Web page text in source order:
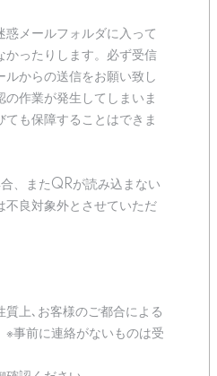
惑メールフォルダに入って
かったりします。必ず受信
ルからの送信をお願い致し
の作業が発生してしまいま
も保障することはできま
、またQRが読み込まない
不良対象外とさせていただ
質上､お客様のご都合による
※事前に連絡がないものは受